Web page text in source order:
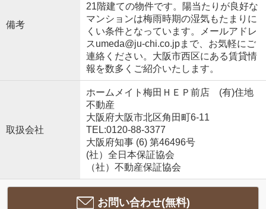
備考
21階建ての物件です。陽当たりが良好な
マンションは梅雨時期の湿気もたまりに
くい条件となっています。メールアドレ
スumeda@ju-chi.co.jpまで、お気軽にご
連絡ください。大阪市西区にある賃貸情
報を数多くご紹介いたします。
取扱会社
ホームメイト梅田ＨＥＰ前店 (有)住地
不動産
大阪府大阪市北区角田町6-11
TEL:0120-88-3377
大阪府知事 (6) 第46496号
(社）全日本保証協会
（社）不動産保証協会
お問い合わせ(無料)